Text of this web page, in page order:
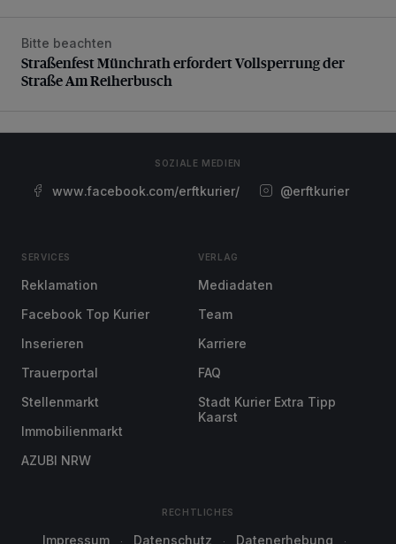
Straßenfest Münchrath erfordert Vollsperrung der Straße
Bitte beachten
Straßenfest Münchrath erfordert Vollsperrung der
Straße Am Reiherbusch
SOZIALE MEDIEN
www.facebook.com/erftkurier/ @erftkurier
SERVICES
Reklamation
Facebook Top Kurier
Inserieren
Trauerportal
Stellenmarkt
Immobilienmarkt
AZUBI NRW
VERLAG
Mediadaten
Team
Karriere
FAQ
Stadt Kurier Extra Tipp
Kaarst
RECHTLICHES
Impressum Datenschutz Datenerhebung